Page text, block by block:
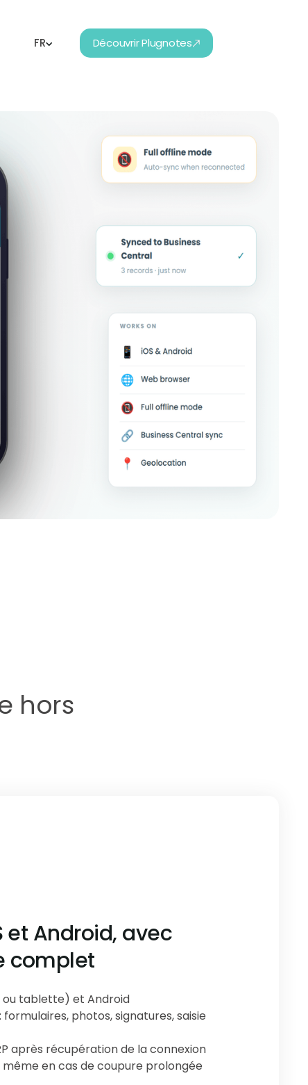
FR Découvrir Plugnotes
hors
et Android, avec
complet
ou tablette) et Android
photos, signatures, saisie
après récupération de la connexion
même en cas de coupure prolongée